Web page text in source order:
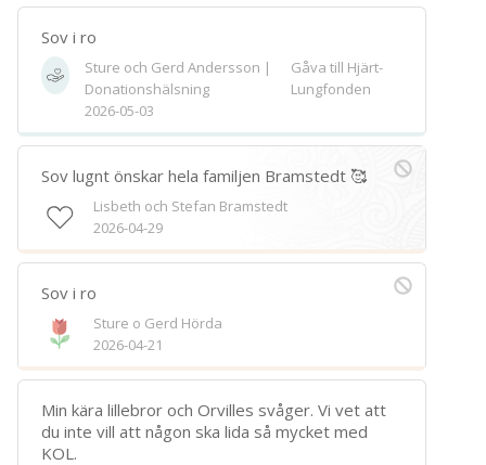
Sov i ro
Sture och Gerd Andersson |
Donationshälsning
2026-05-03
Gåva till Hjärt-
Lungfonden
Sov lugnt önskar hela familjen Bramstedt 🥰
Lisbeth och Stefan Bramstedt
2026-04-29
Sov i ro
Sture o Gerd Hörda
2026-04-21
Min kära lillebror och Orvilles svåger. Vi vet att
du inte vill att någon ska lida så mycket med
KOL.